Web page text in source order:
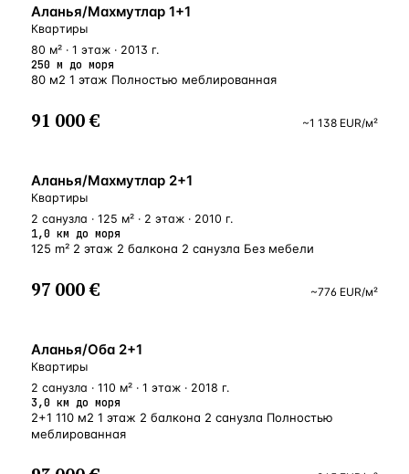
У МОРЯ
Аланья/Махмутлар 1+1
Квартиры
80 м² · 1 этаж · 2013 г.
250 м до моря
80 м2 1 этаж Полностью меблированная
91 000 € ~1 138 EUR/м²
БЛИЗКО К МОРЮ
Аланья/Махмутлар 2+1
Квартиры
2 санузла · 125 м² · 2 этаж · 2010 г.
1,0 км до моря
125 m² 2 этаж 2 балкона 2 санузла Без мебели
97 000 € ~776 EUR/м²
ВНЖ Аланья/Оба 2+1
Квартиры
2 санузла · 110 м² · 1 этаж · 2018 г.
3,0 км до моря
2+1 110 м2 1 этаж 2 балкона 2 санузла Полностью
меблированная